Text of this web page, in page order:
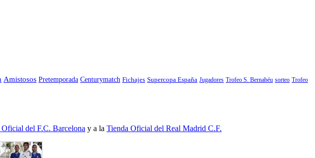
Amistosos Pretemporada Centurymatch Fichajes Supercopa España Jugadores Trofeo S. Bernabéu sorteo Trofeo
Oficial del F.C. Barcelona y a la Tienda Oficial del Real Madrid C.F.